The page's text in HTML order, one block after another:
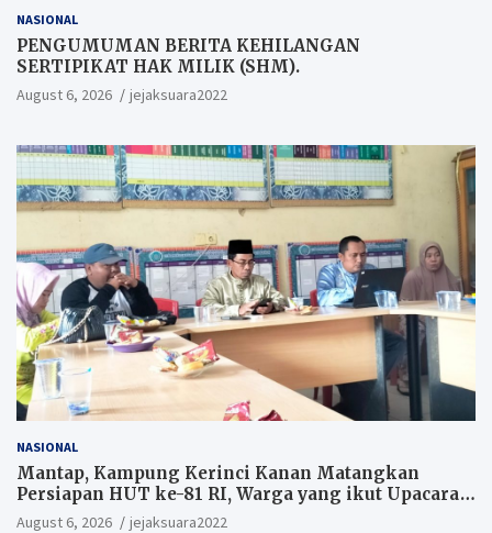
NASIONAL
PENGUMUMAN BERITA KEHILANGAN
SERTIPIKAT HAK MILIK (SHM).
August 6, 2026 jejaksuara2022
NASIONAL
Mantap, Kampung Kerinci Kanan Matangkan
Persiapan HUT ke-81 RI, Warga yang ikut Upacara
Berkesempatan Raih Hadiah
August 6, 2026 jejaksuara2022